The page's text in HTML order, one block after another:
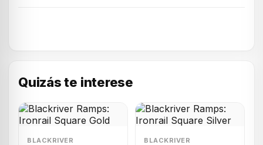
Quizás te interese
BLACKRIVER BLACKRIVER